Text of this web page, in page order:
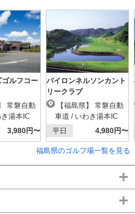
ルフコー
湯本IC
3,980円〜
バイロンネルソンカント
リークラブ
車道 / いわき湯本IC
平日
4,980円〜
福島県のゴルフ場一覧を見る